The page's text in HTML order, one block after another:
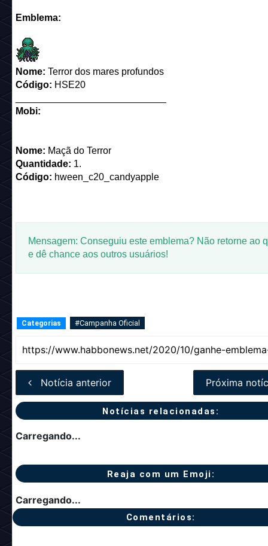
Emblema:
Nome: Terror dos mares profundos
Código: HSE20
Mobi:
Nome: Maçã do Terror
Quantidade: 1.
Código: hween_c20_candyapple
Mensagem: Conseguiu este emblema? Não retorne ao
e dê chance aos outros usuários!
Categorias #Campanha Oficial
Notícia anterior Próxima
Notícias relacionadas:
Carregando...
Reaja com um Emoji:
Carregando...
Comentários: